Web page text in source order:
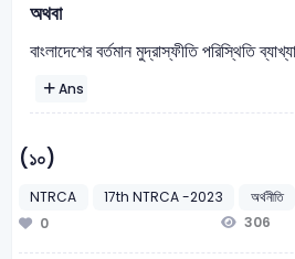
অথবা
বাংলাদেশের বর্তমান মুদ্রাস্ফীতি পরিস্থিতি
Ans
(১০)
NTRCA 17th NTRCA -2023 অর্থনীতি
0
306